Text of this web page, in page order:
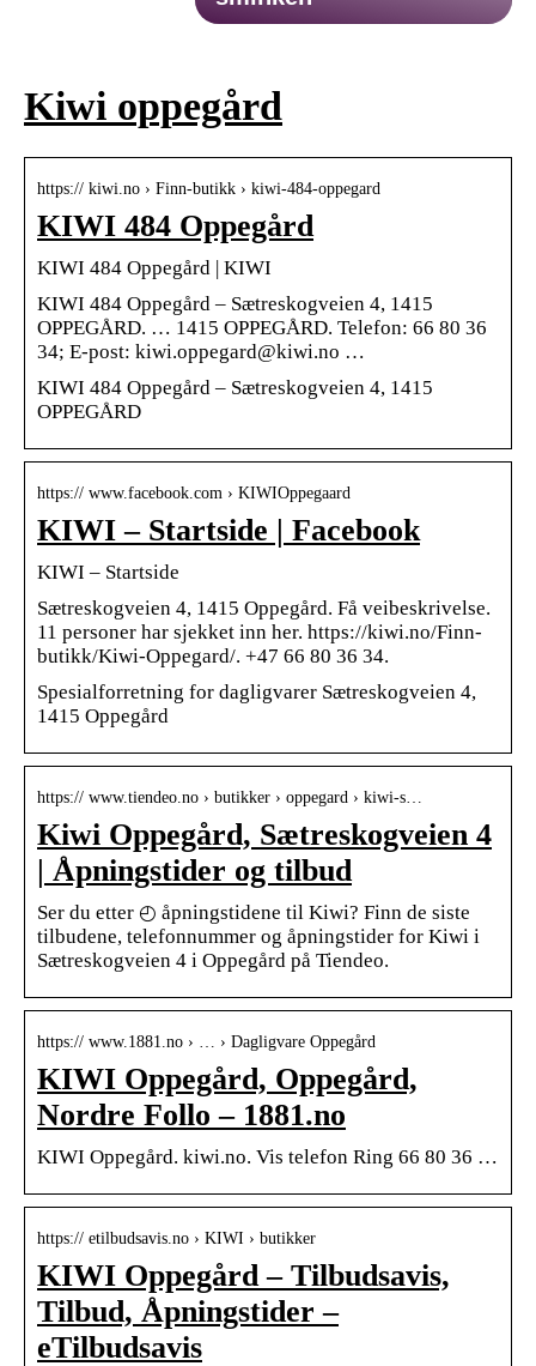
Kiwi oppegård
https:// kiwi.no › Finn-butikk › kiwi-484-oppegard
KIWI 484 Oppegård
KIWI 484 Oppegård | KIWI
KIWI 484 Oppegård – Sætreskogveien 4, 1415
OPPEGÅRD. … 1415 OPPEGÅRD. Telefon: 66 80 36
34; E-post: kiwi.oppegard@kiwi.no …
KIWI 484 Oppegård – Sætreskogveien 4, 1415
OPPEGÅRD
https:// www.facebook.com › KIWIOppegaard
KIWI – Startside | Facebook
KIWI – Startside
Sætreskogveien 4, 1415 Oppegård. Få veibeskrivelse.
11 personer har sjekket inn her. https://kiwi.no/Finn-
butikk/Kiwi-Oppegard/. +47 66 80 36 34.
Spesialforretning for dagligvarer Sætreskogveien 4,
1415 Oppegård
https:// www.tiendeo.no › butikker › oppegard › kiwi-s…
Kiwi Oppegård, Sætreskogveien 4
| Åpningstider og tilbud
Ser du etter ◴ åpningstidene til Kiwi? Finn de siste
tilbudene, telefonnummer og åpningstider for Kiwi i
Sætreskogveien 4 i Oppegård på Tiendeo.
https:// www.1881.no › … › Dagligvare Oppegård
KIWI Oppegård, Oppegård,
Nordre Follo – 1881.no
KIWI Oppegård. kiwi.no. Vis telefon Ring 66 80 36 …
https:// etilbudsavis.no › KIWI › butikker
KIWI Oppegård – Tilbudsavis,
Tilbud, Åpningstider –
eTilbudsavis